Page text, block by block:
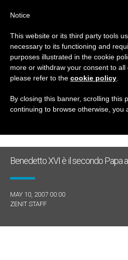
GIORNO
Maggio
ULTIME NOTIZIE
Benedetto XVI è il secondo Papa
MAY 10, 2007 00:00
ZENIT STAFF
Notice
This website or its third party tools
necessary to its functioning and
purposes illustrated in the cookie
more or withdraw your consent to all
please refer to the cookie policy
By closing this banner, scrolling this
continuing to browse otherwise, you